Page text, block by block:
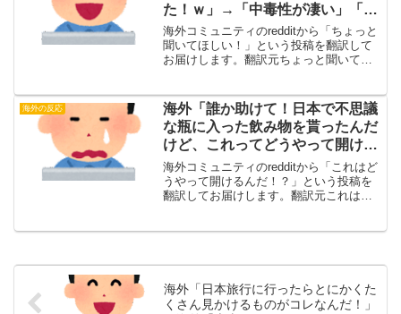
た！ｗ」→「中毒性が凄い」「ナ
イスアイディア！」【海外の反
応】
海外コミュニティのredditから「ちょっと
聞いてほしい！」という投稿を翻訳して
お届けします。翻訳元ちょっと聞いてほ
ただ、フライドポテトによってはあまり
よく絡まなくて、...
海外の反応
海外「誰か助けて！日本で不思議
な瓶に入った飲み物を貰ったんだ
けど、これってどうやって開ける
んだ！？」【海外の反応】
海外コミュニティのredditから「これはど
うやって開けるんだ！？」という投稿を
翻訳してお届けします。翻訳元これはど
海外「日本旅行に行ったらとにかくた
くさん見かけるものがコレなんだ！」